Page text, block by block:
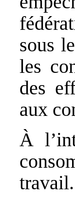
sous
les
des
aux
À
travail.